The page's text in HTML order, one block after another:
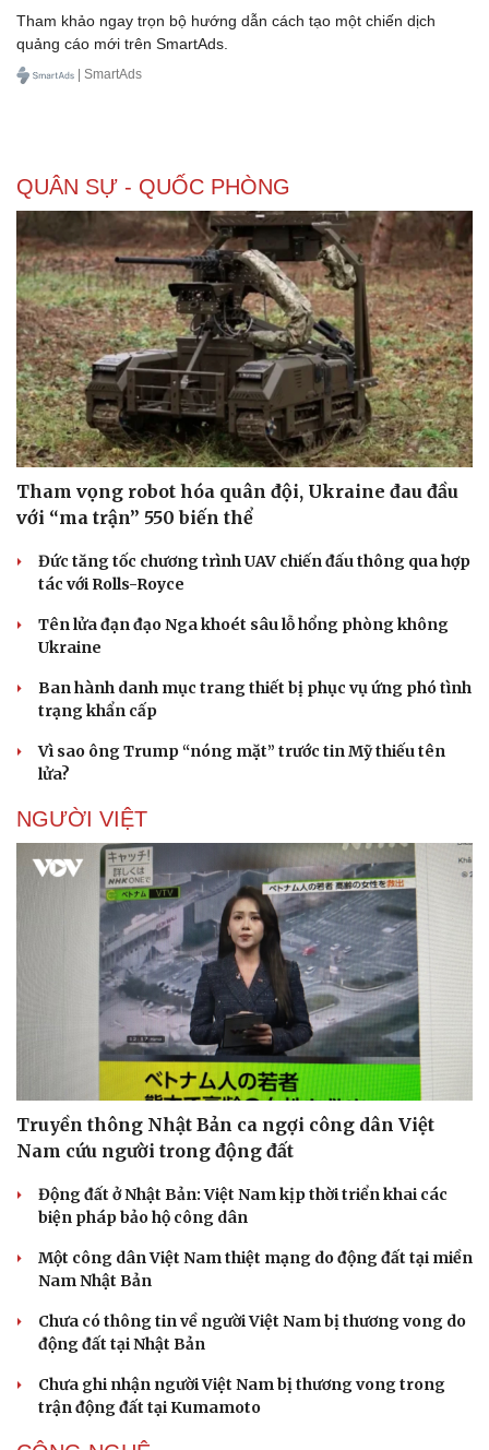
Thế giới thể thao
eSports
Hậu trường
Tư vấn
Tham khảo ngay trọn bộ hướng dẫn cách tạo một chiến dịch
quảng cáo mới trên SmartAds.
| SmartAds
QUÂN SỰ - QUỐC PHÒNG
Tham vọng robot hóa quân đội, Ukraine đau đầu
với “ma trận” 550 biến thể
Đức tăng tốc chương trình UAV chiến đấu thông qua hợp
tác với Rolls-Royce
Tên lửa đạn đạo Nga khoét sâu lỗ hổng phòng không
Ukraine
Ban hành danh mục trang thiết bị phục vụ ứng phó tình
trạng khẩn cấp
Vì sao ông Trump “nóng mặt” trước tin Mỹ thiếu tên
lửa?
NGƯỜI VIỆT
Truyền thông Nhật Bản ca ngợi công dân Việt
Nam cứu người trong động đất
Động đất ở Nhật Bản: Việt Nam kịp thời triển khai các
biện pháp bảo hộ công dân
Một công dân Việt Nam thiệt mạng do động đất tại miền
Nam Nhật Bản
Chưa có thông tin về người Việt Nam bị thương vong do
động đất tại Nhật Bản
Chưa ghi nhận người Việt Nam bị thương vong trong
trận động đất tại Kumamoto